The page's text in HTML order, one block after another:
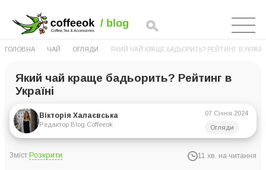
ГОЛОВНА ЧАЙ ОГЛЯДИ ЯКИЙ ЧАЙ КРАЩЕ БАДЬОРИТЬ? РЕЙТИНГ В УКРАЇНІ
Який чай краще бадьорить? Рейтинг в
Україні
Вікторія Халаєвська
Редактор Blog Coffeeok
07 Січня 2024
Огляди
Зміст:Розкрити 11 хв. на читання